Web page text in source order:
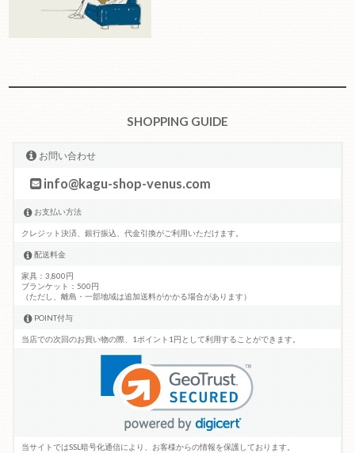
SHOPPING GUIDE
お問い合わせ
info@kagu-shop-venus.com
お支払い方法
クレジット決済、銀行振込、代金引換がご利用いただけます。
配送料金
家具：3,800円
ブランケット：500円
（ただし、離島・一部地域は追加送料がかかる場合があります）
POINT付与
当店での次回のお買い物の際、1ポイント1円として利用することができます。
当サイトではSSL暗号化通信により、お客様からの情報を保護しております。